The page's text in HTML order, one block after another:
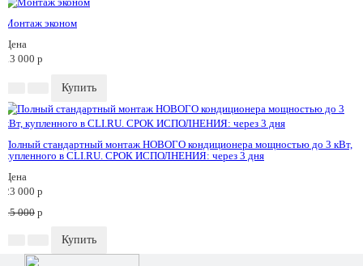
Монтаж эконом
Цена
13 000 p
Купить
Полный стандартный монтаж НОВОГО кондиционера мощностью до 3 кВт,
купленного в CLI.RU. СРОК ИСПОЛНЕНИЯ: через 3 дня
Цена
23 000 p
15 000 p
Купить